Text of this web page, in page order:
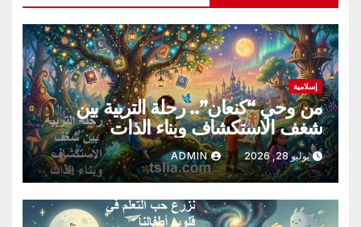
إسلامية
من وحي “كنعان”.. رحلة التربية بين
شغف الاستكشاف وبناء الذات
يوليو 28, 2026 ADMIN